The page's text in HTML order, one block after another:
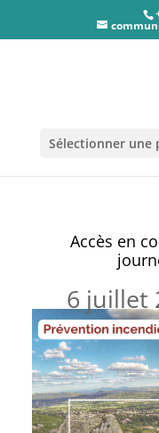
Sélectionner une
Accès en
6 juillet